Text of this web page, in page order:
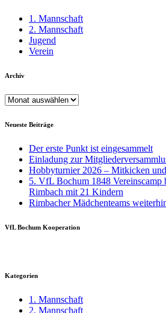
1. Mannschaft
2. Mannschaft
Jugend
Verein
Archiv
Archiv
Neueste Beiträge
Der erste Punkt ist eingesammelt
Einladung zur
Hobbyturnier 2026 – Mitkicken
5. VfL Bochum 1848
Rimbach mit 21 Kindern
Rimbacher Mädchenteams
VfL Bochum Kooperation
Kategorien
1. Mannschaft
2. Mannschaft